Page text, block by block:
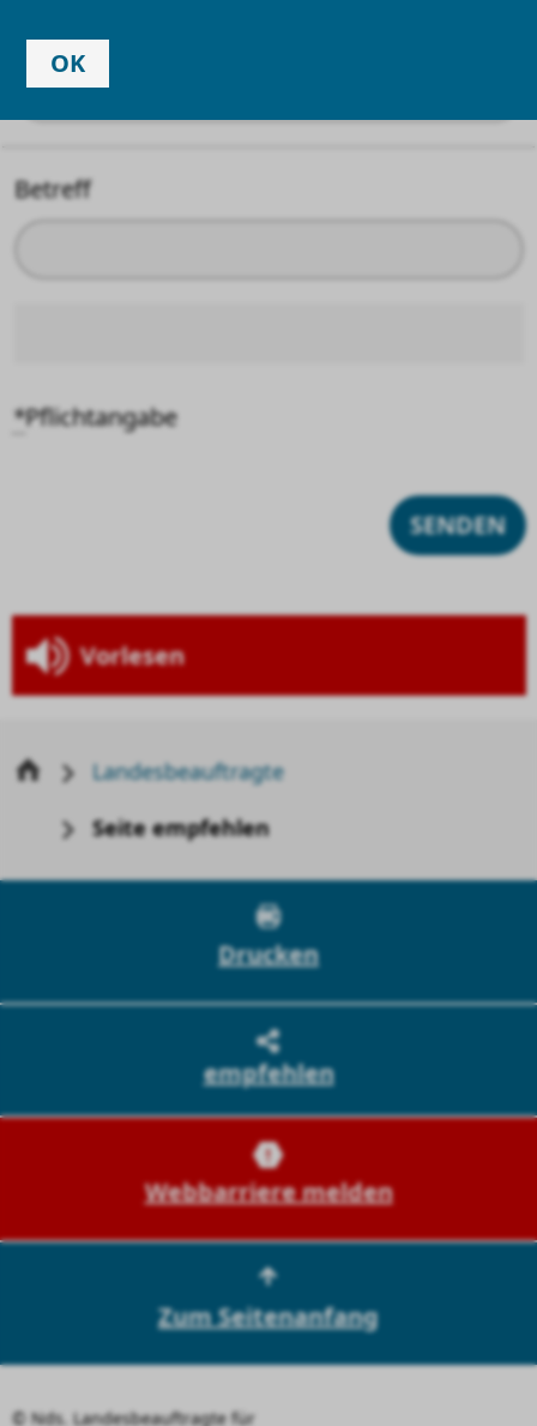
OK
Vorlesen
Ihre E-Mail-Adresse
Betreff
*Pflichtangabe
Landesbeauftragte
Seite empfehlen
Drucken
empfehlen
Webbarriere melden
Zum Seitenanfang
© Nds. Landesbeauftragte für